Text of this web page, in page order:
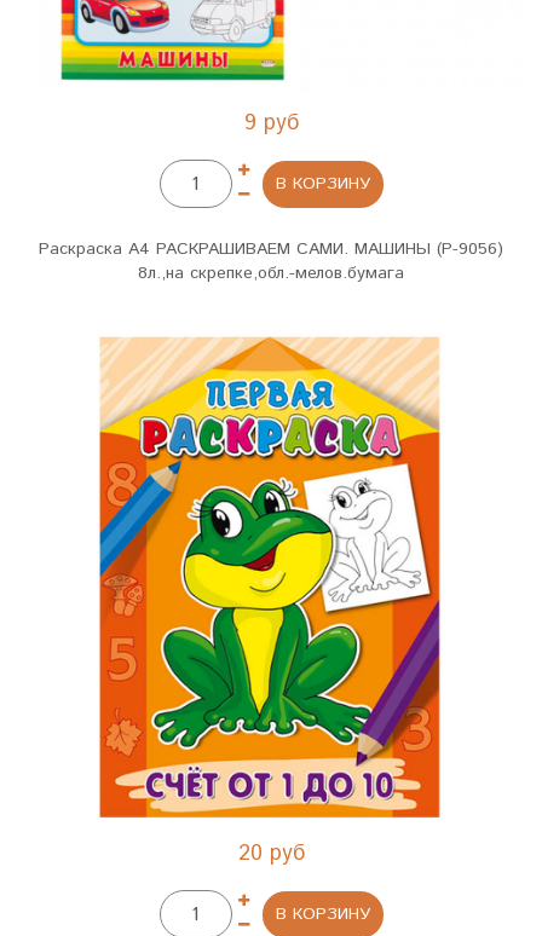
9 руб
В КОРЗИНУ
Раскраска А4 РАСКРАШИВАЕМ САМИ. МАШИНЫ (Р-9056)
8л.,на скрепке,обл.-мелов.бумага
20 руб
В КОРЗИНУ